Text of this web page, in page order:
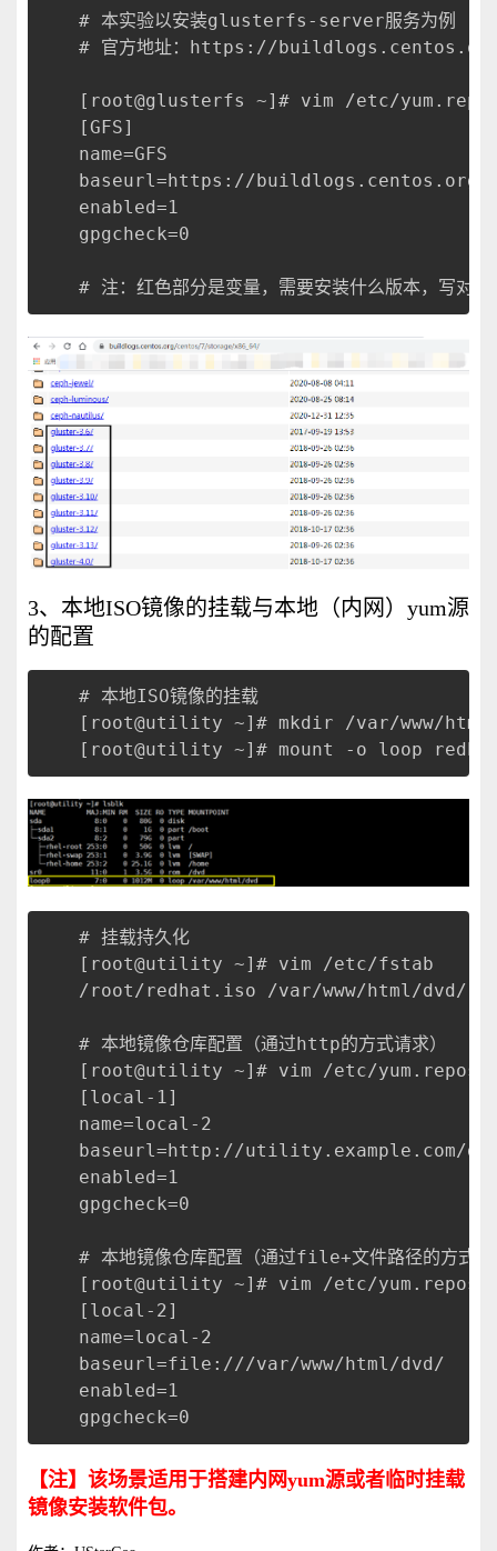
# 本实验以安装glusterfs-server服务为例
# 官方地址：https://
[root@glusterfs ~]# vim /etc/
[GFS]
name=GFS
baseurl=https://buildlogs.centos.org/
enabled=1
gpgcheck=0
# 注：红色部分是变量，需要安装什么版本，写对应
3、本地ISO镜像的挂载与本地（内网）yum源
的配置
# 本地ISO镜像的挂载
[root@utility ~]# mkdir /var/www/
[root@utility ~]# mount -o loop
# 挂载持久化
[root@utility ~]# vim /etc/fstab
/root/redhat.iso /var/www/html/dvd/
# 本地镜像仓库配置（通过http的方式请求）
[root@utility ~]# vim /etc/
[local-1]
name=local-2
baseurl=http://utility.example.com/
enabled=1
gpgcheck=0
# 本地镜像仓库配置（通过file+文件路径的方式请
[root@utility ~]# vim /etc/
[local-2]
name=local-2
baseurl=file:///var/www/html/
enabled=1
gpgcheck=0
【注】该场景适用于搭建内网yum源或者临时挂载
镜像安装软件包。